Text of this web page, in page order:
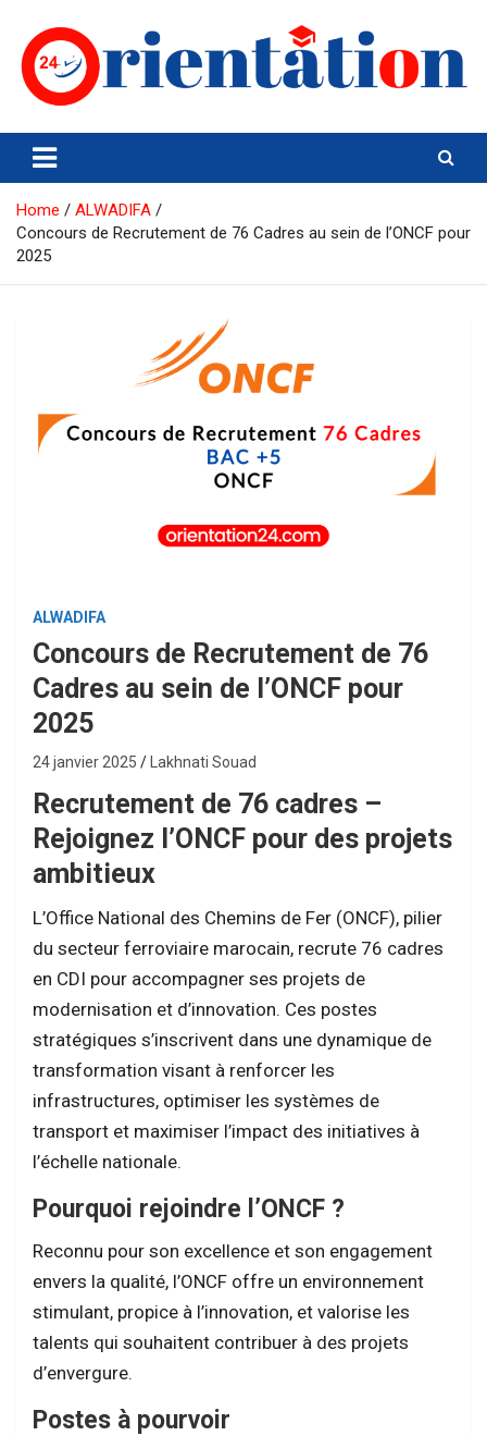
content
Orientation24
Emploi et Orientation au Maroc
Home
ALWADIFA
Concours de Recrutement de 76 Cadres au sein de l’ONCF pour
2025
ALWADIFA
Concours de Recrutement de 76
Cadres au sein de l’ONCF pour
2025
24 janvier 2025 Lakhnati Souad
Recrutement de 76 cadres –
Rejoignez l’ONCF pour des projets
ambitieux
L’Office National des Chemins de Fer (ONCF), pilier
du secteur ferroviaire marocain, recrute 76 cadres
en CDI pour accompagner ses projets de
modernisation et d’innovation. Ces postes
stratégiques s’inscrivent dans une dynamique de
transformation visant à renforcer les
infrastructures, optimiser les systèmes de
transport et maximiser l’impact des initiatives à
l’échelle nationale.
Pourquoi rejoindre l’ONCF ?
Reconnu pour son excellence et son engagement
envers la qualité, l’ONCF offre un environnement
stimulant, propice à l’innovation, et valorise les
talents qui souhaitent contribuer à des projets
d’envergure.
Postes à pourvoir